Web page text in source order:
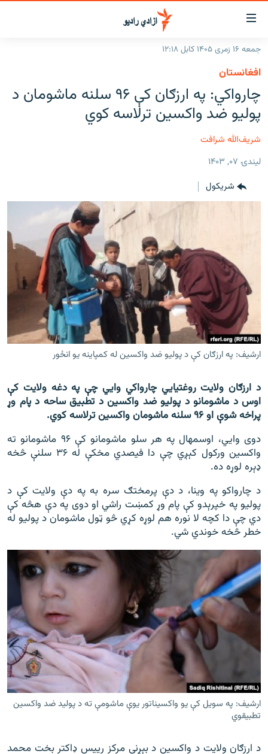
د
لاسرسۍ
وړ
لېنکونه
متن
ته
ورتلل
اصلي
ته
لټون
راپورونه
افغانستانخبرونه
د خپرونو جدول
مرکې
اونیزې خپرونې
انځوریزه برخه
'کووېډ-۱۹'
اړیکه
دري پاڼه
Azadi English
راسره ملګري شئ
د ازادې اروپا/ ازادي راډيو ټولې پاڼې
جمعه ۱۶ زمری ۱۴۰۵ کابل ۱۲:۱۸
افغانستان
چارواکي: په ارزګان کې ۹۶ سلنه ماشومان د
پولیو ضد واکسین ترلاسه کوي
شریف‌الله شرافت
لیندۍ ۰۷, ۱۴۰۳
شريکول
ارشیف: په ارزګان کې د پولیو ضد واکسین له کمپاینه یو انځور
د ارزګان ولایت روغتیايي چارواکي وایي چې په دغه ولایت کې
اوس د ماشومانو د پولیو ضد واکسین د تطبیق ساحه د پام وړ
پراخه شوې او ۹۶ سلنه ماشومان واکسین ترلاسه کوي.
دوی وايي، اوسمهال په هر سلو ماشومانو کې ۹۶ ماشومانو ته
واکسین ورکول کېږي چې دا فیصدي مخکې له ۳۶ سلنې څخه
ډېره لوړه ده.
د چارواکو په وینا، د دې پرمختګ سره به په دې ولایت کې د
پولیو په خپرېدو کې پام وړ کمښت راشي او دوی په دې هڅه کې
دي چې دا کچه لا نوره هم لوړه کړي څو ټول ماشومان د پولیو له
خطر څخه خوندي شي.
ارشیف: په سویل کې یو واکسیناتور یوې ماشومې ته د پولید ضد واکسین
تطبیقوي
د ارزګان ولایت د واکسین د بېړني مرکز رییس ډاکتر بخت محمد